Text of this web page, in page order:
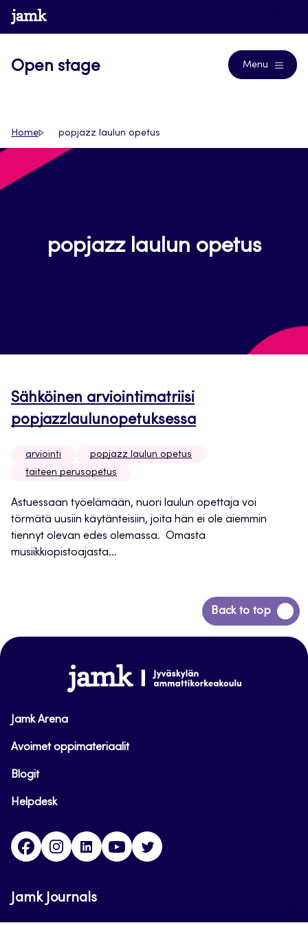
Siirry
suoraan
www.jamk.fi
Open stage Menu
Home popjazz laulun opetus
popjazz laulun opetus
Sähköinen arviointimatriisi
popjazzlaulunopetuksessa
arviointi
popjazz laulun opetus
taiteen perusopetus
Astuessaan työelämään, nuori laulun opettaja voi
törmätä uusiin käytänteisiin, joita hän ei ole aiemmin
tiennyt olevan edes olemassa. Omasta
musiikkiopistoajasta...
Back to top
Siirry
takaisin
www.jamk.fi
Jamk Arena
Avoimet oppimateriaalit
Blogit
Helpdesk
FacebookInstagram
LinkedInYoutube
Jamk Journals